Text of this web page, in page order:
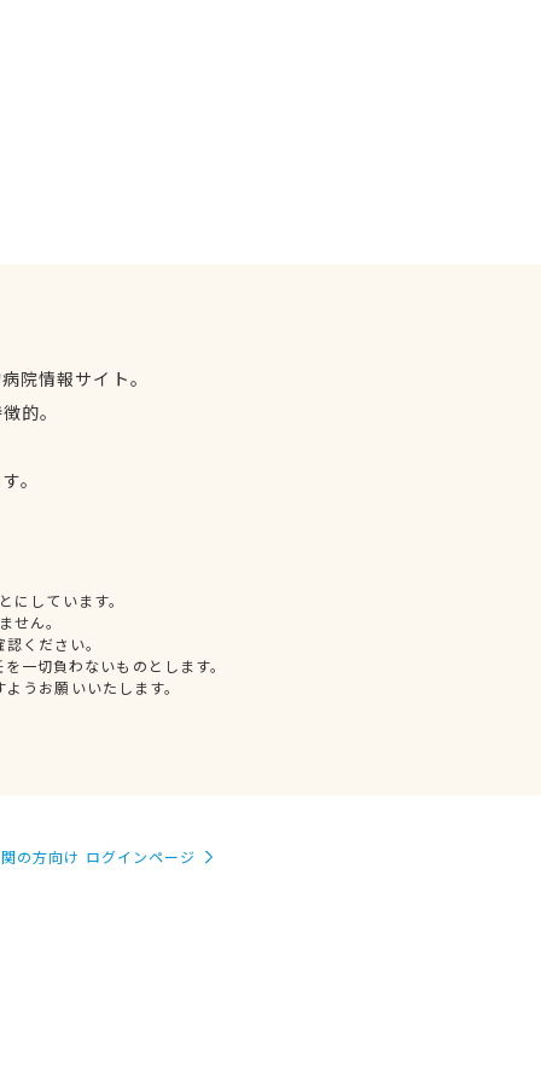
院情報サイト。
的。
。
しています。
せん。
ください。
一切負わないものとします。
うお願いいたします。
の方向け ログインページ